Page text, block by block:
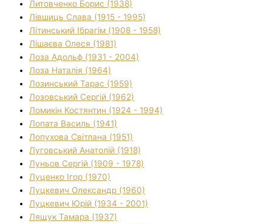
Литовченко Борис (1938)
Лівшиць Слава (1915 - 1995)
Літинський Ібрагім (1908 - 1958)
Лішаєва Олеся (1981)
Лоза Адольф (1931 - 2004)
Лоза Наталія (1964)
Лозинський Тарас (1959)
Лозовський Сергій (1962)
Ломикін Костянтин (1924 - 1994)
Лопата Василь (1941)
Лопухова Світлана (1951)
Луговський Анатолій (1918)
Луньов Сергій (1909 - 1978)
Луценко Ігор (1970)
Луцкевич Олександр (1960)
Луцкевич Юрій (1934 - 2001)
Лящук Тамара (1937)